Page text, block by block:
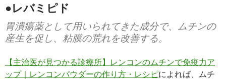
●レバミピド
胃潰瘍薬として用いられてきた成分で、ムチンの
産生を促し、粘膜の荒れを改善する。
【主治医が見つかる診療所】レンコンのムチンで免疫力ア
ップ｜レンコンパウダーの作り方・レシピによれば、ムチ